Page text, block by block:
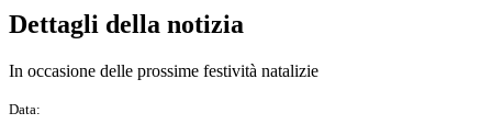
Dettagli della notizia
In occasione delle prossime festività natalizie
Data: